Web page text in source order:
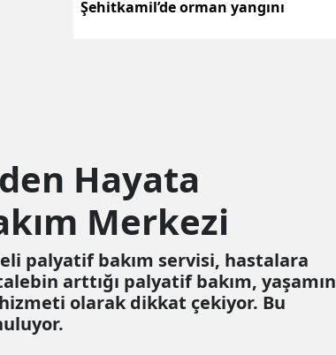
Şehitkamil’de orman yangını
Hayata
Merkezi
palyatif bakım servisi, hastalara
arttığı palyatif bakım, yaşamın
olarak dikkat çekiyor. Bu